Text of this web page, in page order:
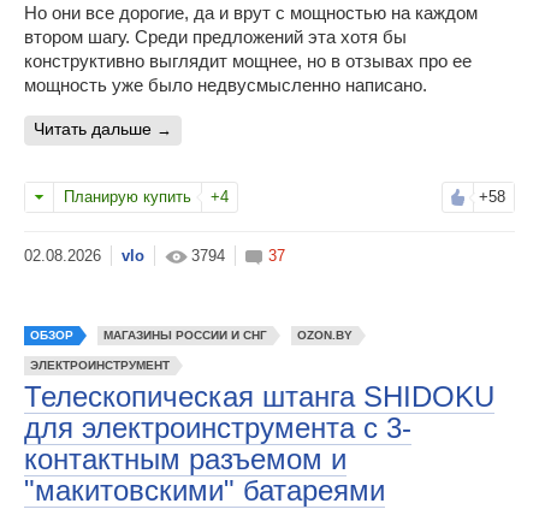
Но они все дорогие, да и врут с мощностью на каждом
втором шагу. Среди предложений эта хотя бы
конструктивно выглядит мощнее, но в отзывах про ее
мощность уже было недвусмысленно написано.
читать дальше
Планирую купить +4 +58
vlo 3794 37
ОБЗОР МАГАЗИНЫ РОССИИ И СНГ OZON.BY
ЭЛЕКТРОИНСТРУМЕНТ
Телескопическая штанга SHIDOKU
для электроинструмента с 3-
контактным разъемом и
"макитовскими" батареями